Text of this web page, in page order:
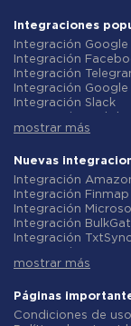
Integraciones
Integración Google
Integración
Integración
Integración Google
Integración Slack
Integración Gmail
Integración ClickUp
Integración Airtable
Integración Google
Integración
Integración
Integración
Integración
Integración
Integración Notion
Integración AWeber
mostrar más
Nuevas
Integración
Integración Finmap
Integración
Integración
Integración TxtSync
Integración
Integración
Integración
mostrar más
Páginas
Condiciones de uso